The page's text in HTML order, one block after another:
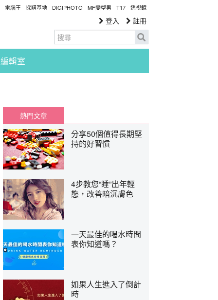
電腦王 採購基地 DIGIPHOTO MF變型男 T17 透視鏡
登入 註冊
編輯室
熱門文章
分享50個值得長期堅
持的好習慣
4步教您“睡”出年輕
態，改善暗沉膚色
一天最佳的喝水時間
表你知道嗎？
如果人生進入了倒計
時